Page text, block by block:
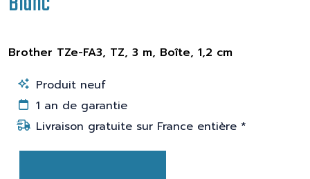
Brother TZe-FA3, TZ, 3 m, Boîte, 1,2 cm
Produit neuf
1 an de garantie
Livraison gratuite sur France entière *